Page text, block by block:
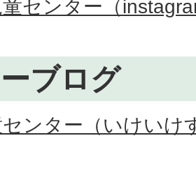
センター（
ブログ
ンター（いけいけ